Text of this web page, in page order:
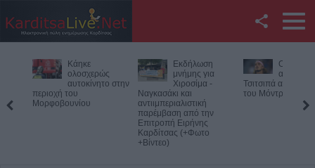
Twitter
YouTube
Αναζήτηση
Κάηκε
ολοσχερώς
αυτοκίνητο στην
περιοχή του
Μορφοβουνίου
Εκδήλωση
μνήμης για
Χιροσίμα -
Ναγκασάκι και
αντιιμπεριαλιστική
παρέμβαση από την
Επιτροπή Ειρήνης
Καρδίτσας (+Φωτο
+Βίντεο)
Ο
Τσιτσιπά από το
του Μόντρεαλ